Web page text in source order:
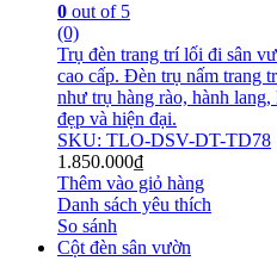
0 out of 5
(0)
Trụ đèn trang trí lối đi sân
cao cấp. Đèn trụ nấm trang
như trụ hàng rào, hành
đẹp và hiện đại.
SKU: TLO-DSV-DT-TD78
1.850.000₫
Thêm vào giỏ hàng
Danh sách yêu thích
So sánh
Cột đèn sân vườn